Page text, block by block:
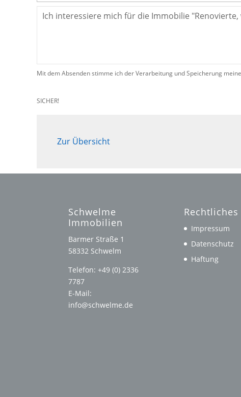
Mit dem Absenden stimme ich der Verarbeitung und Speicherung
SICHER!
Zur Übersicht
Schwelme
Immobilien
Barmer Straße 1
58332 Schwelm
Telefon: +49 (0) 2336
7787
E-Mail:
info@schwelme.de
Rechtliches
Impressum
Datenschutz
Haftung